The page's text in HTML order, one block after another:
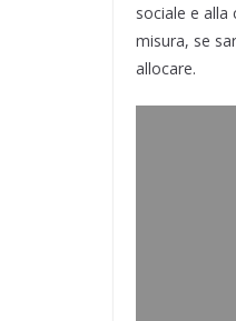
sociale e alla
misura, se
allocare.